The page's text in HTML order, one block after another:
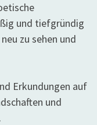
und tiefgründig
zu sehen und
Erkundungen auf
und